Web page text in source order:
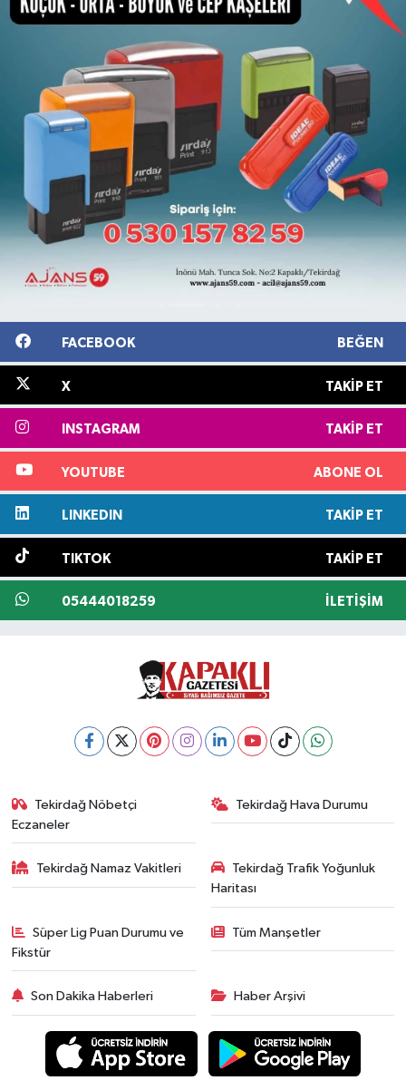
FACEBOOK BEĞEN
X TAKIP ET
INSTAGRAM TAKIP ET
YOUTUBE ABONE OL
LINKEDIN TAKIP ET
TIKTOK TAKIP ET
05444018259 İLETIŞIM
Tekirdağ Nöbetçi
Eczaneler
Tekirdağ Hava Durumu
Tekirdağ Namaz Vakitleri
Tekirdağ Trafik Yoğunluk
Haritası
Süper Lig Puan Durumu ve
Fikstür
Tüm Manşetler
Son Dakika Haberleri Haber Arşivi